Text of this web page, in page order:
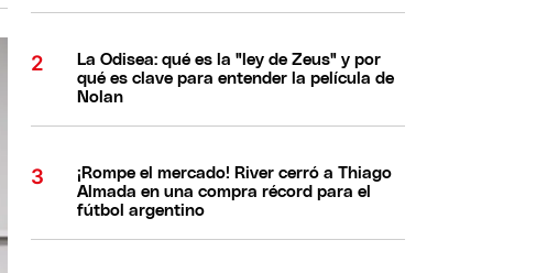
La Odisea: qué es la "ley de Zeus" y por
qué es clave para entender la película de
Nolan
¡Rompe el mercado! River cerró a Thiago
Almada en una compra récord para el
fútbol argentino